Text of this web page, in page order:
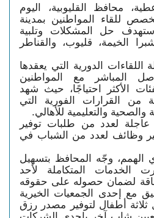
محافظ القليوبية، اليوم
للقاء المواطنين بمدينة
حل المشكلات وتلبية
الخيمة، قليوب، والقناطر
الدورية التي يعقدها
المباشر مع المواطنين
الأكثر احتياجًا، حيث شهد
من القرارات الفورية التي
والتعليمية للأهالي.
عاجلة لعدد من طلبات توفير
وظائف لعدد من الشباب في
الهمم، وجّه المحافظ بتسهيل
الخدمات المتكاملة لأحد
لضمان حصوله على حقوقه
مع إحدى الجمعيات الخيرية
ثلاثة أطفال لتوفير مصدر رزق